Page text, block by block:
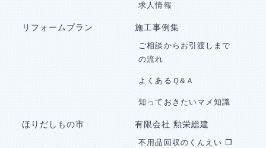
求人情報
リフォームプラン 施工事例集
ご相談からお引渡しまで
の流れ
よくあるＱ&Ａ
知っておきたいマメ知識
ほりだしもの市 有限会社 勲栄総建
不用品回収のくんえい ❐